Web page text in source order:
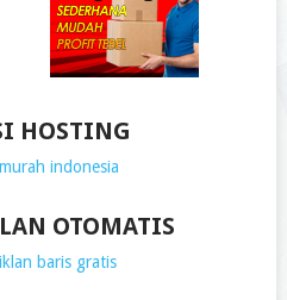
HOSTING
OTOMATIS